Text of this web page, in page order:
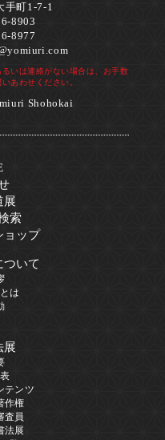
手町1-7-1
8903
8977
いは連絡がない場合は、お手数
あわせください。
Shohokai
展
索
ョップ
ついて
は
展
テンツ
作権
査員
法展